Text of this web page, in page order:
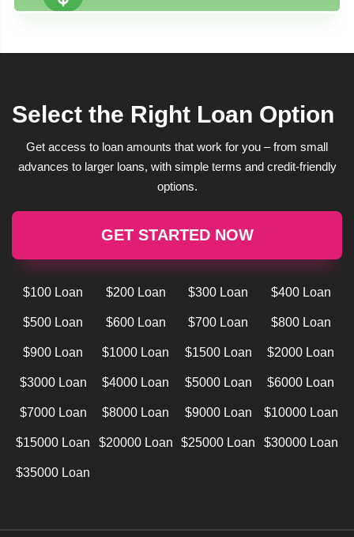
Select the Right Loan Option
Get access to loan amounts that work for you – from small
advances to larger loans, with simple terms and credit-friendly
options.
GET STARTED NOW
$100 Loan $200 Loan $300 Loan $400 Loan
$500 Loan $600 Loan $700 Loan $800 Loan
$900 Loan $1000 Loan $1500 Loan $2000 Loan
$3000 Loan $4000 Loan $5000 Loan $6000 Loan
$7000 Loan $8000 Loan $9000 Loan $10000 Loan
$15000 Loan $20000 Loan $25000 Loan $30000 Loan
$35000 Loan